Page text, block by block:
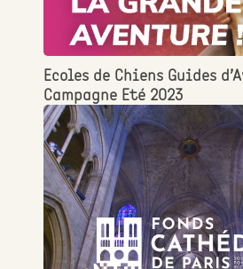
Ecoles de Chiens Guides
Campagne Eté 2023